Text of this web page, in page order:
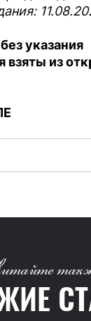
указания
взяты из